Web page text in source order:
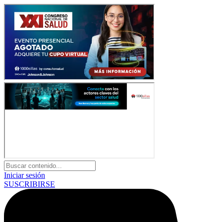
Iniciar sesión
SUSCRIBIRSE